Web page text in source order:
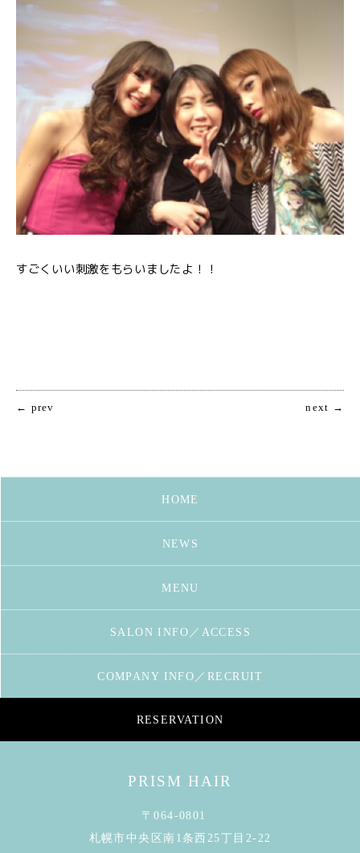
すごくいい刺激をもらいましたよ！！
← prev next →
HOME
NEWS
MENU
SALON INFO／ACCESS
COMPANY INFO／RECRUIT
RESERVATION
PRISM HAIR
〒064-0801
札幌市中央区南1条西25丁目2-22